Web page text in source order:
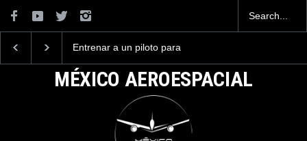
Entrenar a un piloto para
mexicanos cuesta 2.9
millones de dólares
aeroespacial del
superar los 13,600
de dólares en
MÉXICO AEROESPACIAL